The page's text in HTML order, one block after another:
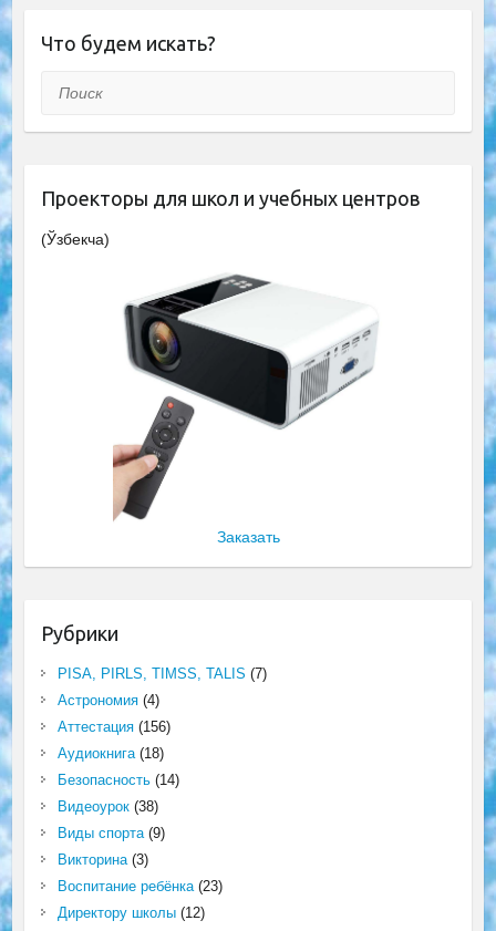
Что будем искать?
Поиск
Проекторы для школ и учебных центров
(Ўзбекча)
Заказать
Рубрики
PISA, PIRLS, TIMSS, TALIS (7)
Астрономия(4)
Аттестация(156)
Аудиокнига(18)
Безопасность(14)
Видеоурок(38)
Виды спорта(9)
Викторина(3)
Воспитание ребёнка(23)
Директору школы(12)